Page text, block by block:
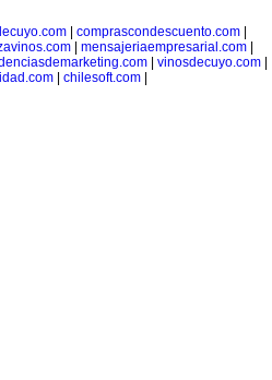
comprascondescuento.com
mensajeriaempresarial.com
| vinosdecuyo.com|
chilesoft.com